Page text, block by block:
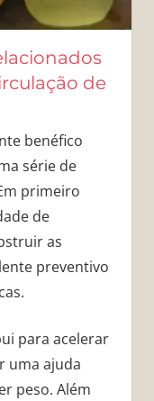
de
benéfico
série de
primeiro
de
as
preventivo
para acelerar
uma ajuda
peso. Além